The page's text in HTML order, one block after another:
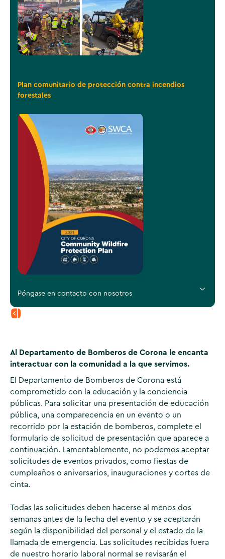
Plan comunitario de protección contra incendios
forestales
Póngase en contacto con nosotros
Al Departamento de Bomberos de Corona le encanta
interactuar con la comunidad a la que servimos.
El Departamento de Bomberos de Corona está
comprometido con la educación y la conciencia
públicas. Para solicitar una presentación de educación
pública, una comparecencia en un evento o un
recorrido por la estación de bomberos, complete el
formulario de solicitud de presentación que aparece a
continuación. Lamentablemente, no podemos aceptar
solicitudes de eventos privados, como fiestas de
cumpleaños o aniversarios, inauguraciones y cortes de
cinta.
Todas las solicitudes deben hacerse al menos dos
semanas antes de la fecha del evento y se aceptarán
según la disponibilidad del personal y el estado de la
llamada de emergencia. Las solicitudes recibidas fuera
de nuestro horario laboral normal se revisarán el